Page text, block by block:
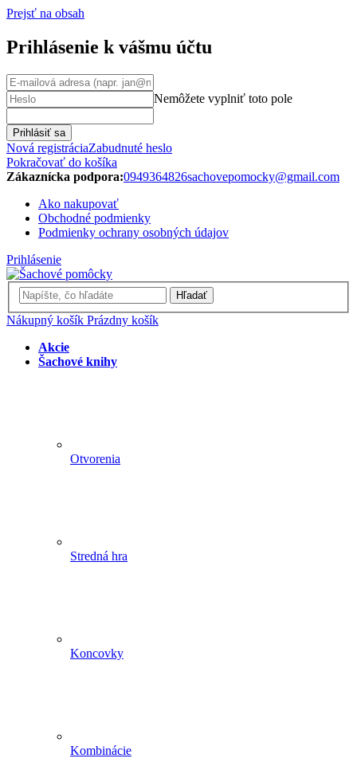
Prejsť na obsah
Prihlásenie k vášmu účtu
Nemôžete vyplniť toto pole
Prihlásiť sa
Nová registráciaZabudnuté heslo
Pokračovať do košíka
Zákaznícka podpora:0949364826sachovepomocky@gmail.com
Ako nakupovať
Obchodné podmienky
Podmienky ochrany osobných údajov
Prihlásenie
Hľadať
Nákupný košík Prázdny košík
Akcie
Šachové knihy
Otvorenia
Stredná hra
Koncovky
Kombinácie